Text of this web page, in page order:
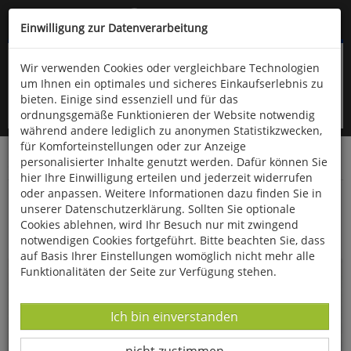
Kompletten Head der Seite überspringen
oder (06766) 9323-960
Startseite Bücher Gesundheit
Die Ernährungs-Docs - Unsere 100 besten
Anti-Bauchfett-Rezepte
Einwilligung zur Datenverarbeitung
Wir verwenden Cookies oder vergleichbare Technologien
um Ihnen ein optimales und sicheres Einkaufserlebnis zu
bieten. Einige sind essenziell und für das
ordnungsgemäße Funktionieren der Website notwendig
während andere lediglich zu anonymen Statistikzwecken,
für Komforteinstellungen oder zur Anzeige
personalisierter Inhalte genutzt werden. Dafür können Sie
hier Ihre Einwilligung erteilen und jederzeit widerrufen
oder anpassen. Weitere Informationen dazu finden Sie in
unserer Datenschutzerklärung. Sollten Sie optionale
Cookies ablehnen, wird Ihr Besuch nur mit zwingend
notwendigen Cookies fortgeführt. Bitte beachten Sie, dass
auf Basis Ihrer Einstellungen womöglich nicht mehr alle
Funktionalitäten der Seite zur Verfügung stehen.
Datenverarbeitung -
Ich bin einverstanden